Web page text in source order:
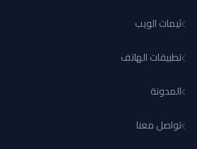
ثيمات الويب
تطبيقات الهاتف
المدونة
تواصل معنا